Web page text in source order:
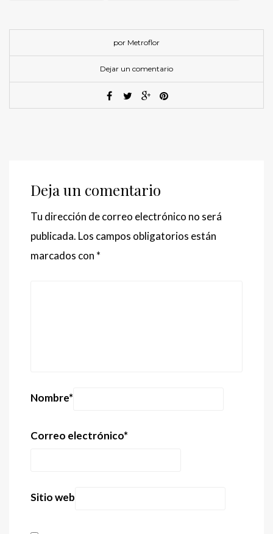
por Metroflor
Dejar un comentario
Deja un comentario
Tu dirección de correo electrónico no será
publicada. Los campos obligatorios están
marcados con *
Nombre*
Correo electrónico*
Sitio web